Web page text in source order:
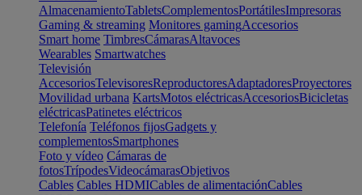
AlmacenamientoTabletsComplementosPortátilesImpresoras
Gaming & streaming Monitores gamingAccesorios
Smart home TimbresCámarasAltavoces
Wearables Smartwatches
Televisión
AccesoriosTelevisoresReproductoresAdaptadoresProyectores
Movilidad urbana KartsMotos eléctricasAccesoriosBicicletas
eléctricasPatinetes eléctricos
Telefonía Teléfonos fijosGadgets y
complementosSmartphones
Foto y vídeo Cámaras de
fotosTrípodesVideocámarasObjetivos
Cables Cables HDMICables de alimentaciónCables